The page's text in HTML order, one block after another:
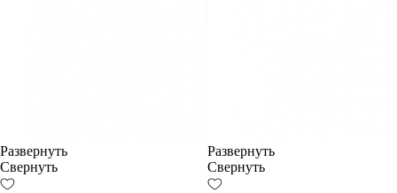
Развернуть
Свернуть
Развернуть
Свернуть